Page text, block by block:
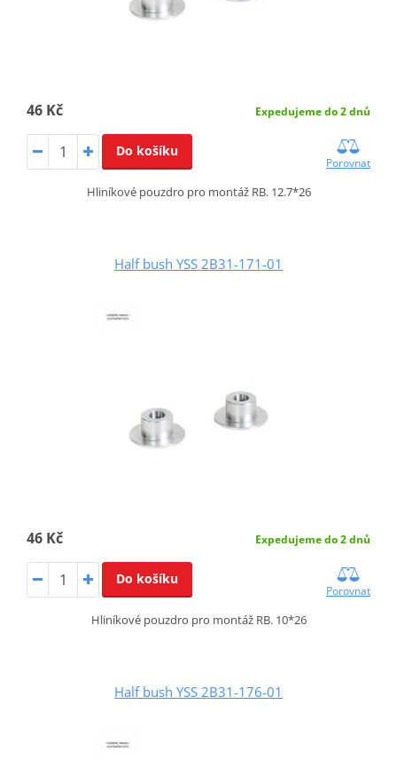
46 Kč Expedujeme do 2 dnů
Do košíku
Porovnat
Hliníkové pouzdro pro montáž RB. 12.7*26
Half bush YSS 2B31-171-01
46 Kč Expedujeme do 2 dnů
Do košíku
Porovnat
Hliníkové pouzdro pro montáž RB. 10*26
Half bush YSS 2B31-176-01